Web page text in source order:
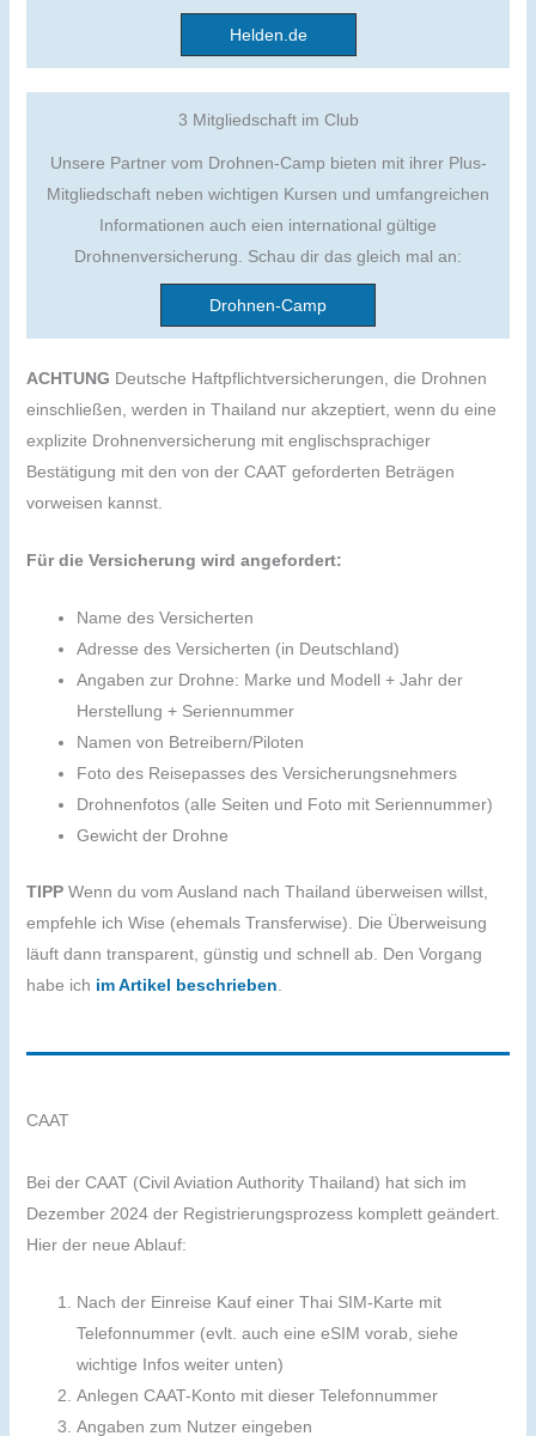
Helden.de
3 Mitgliedschaft im Club
Unsere Partner vom Drohnen-Camp bieten mit ihrer Plus-
Mitgliedschaft neben wichtigen Kursen und umfangreichen
Informationen auch eien international gültige
Drohnenversicherung. Schau dir das gleich mal an:
Drohnen-Camp
ACHTUNG Deutsche Haftpflichtversicherungen, die Drohnen
einschließen, werden in Thailand nur akzeptiert, wenn du eine
explizite Drohnenversicherung mit englischsprachiger
Bestätigung mit den von der CAAT geforderten Beträgen
vorweisen kannst.
Für die Versicherung wird angefordert:
Name des Versicherten
Adresse des Versicherten (in Deutschland)
Angaben zur Drohne: Marke und Modell + Jahr der
Herstellung + Seriennummer
Namen von Betreibern/Piloten
Foto des Reisepasses des Versicherungsnehmers
Drohnenfotos (alle Seiten und Foto mit Seriennummer)
Gewicht der Drohne
TIPP Wenn du vom Ausland nach Thailand überweisen willst,
empfehle ich Wise (ehemals Transferwise). Die Überweisung
läuft dann transparent, günstig und schnell ab. Den Vorgang
habe ich im Artikel beschrieben.
CAAT
Bei der CAAT (Civil Aviation Authority Thailand) hat sich im
Dezember 2024 der Registrierungsprozess komplett geändert.
Hier der neue Ablauf:
Nach der Einreise Kauf einer Thai SIM-Karte mit
Telefonnummer (evlt. auch eine eSIM vorab, siehe
wichtige Infos weiter unten)
Anlegen CAAT-Konto mit dieser Telefonnummer
Angaben zum Nutzer eingeben